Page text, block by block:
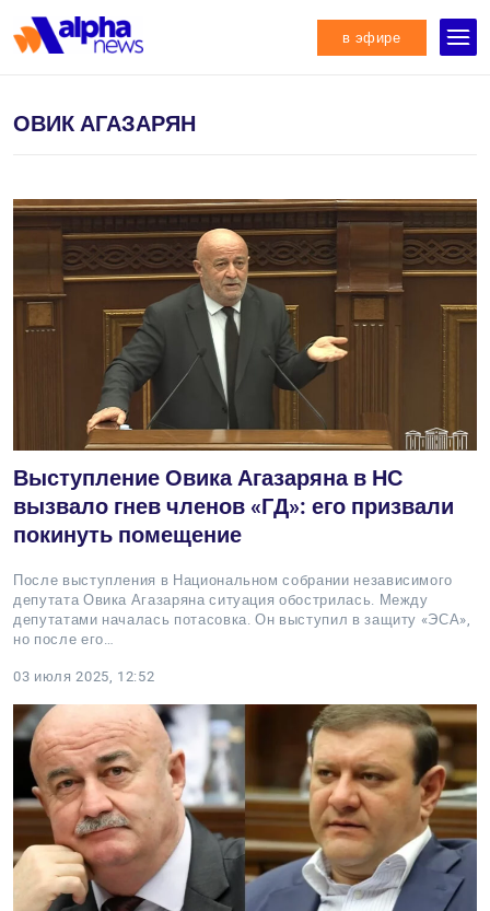
в эфире
ОВИК АГАЗАРЯН
Выступление Овика Агазаряна в НС
вызвало гнев членов «ГД»: его призвали
покинуть помещение
После выступления в Национальном собрании независимого
депутата Овика Агазаряна ситуация обострилась. Между
депутатами началась потасовка. Он выступил в защиту «ЭСА»,
но после его…
03 июля 2025, 12:52